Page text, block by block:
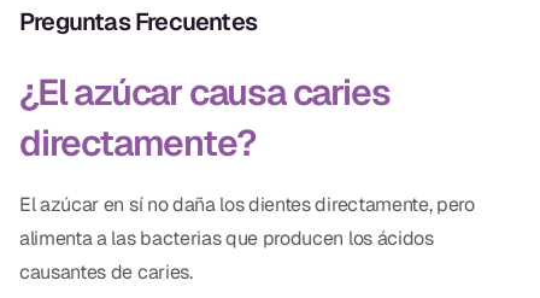
Preguntas Frecuentes
¿El azúcar causa caries
directamente?
El azúcar en sí no daña los dientes directamente, pero
alimenta a las bacterias que producen los ácidos
causantes de caries.